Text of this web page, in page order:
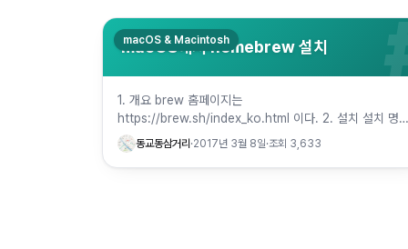
macOS에서 homebrew 설치
macOS & Macintosh
1. 개요 brew 홈페이지는
https://brew.sh/index_ko.html 이다. 2. 설치 설치 명
어는 $ /usr/bin/ruby -e "$(curl -fsSL https://raw.…
동교동삼거리 ·2017년 3월 8일·조회 3,633